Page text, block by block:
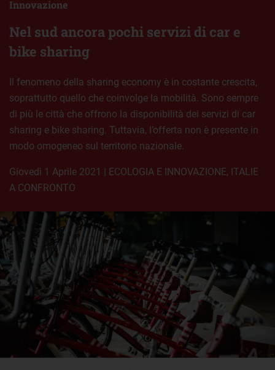
Nel sud ancora pochi servizi di car e
bike sharing
Innovazione
Il fenomeno della sharing economy è in costante crescita,
soprattutto quello che coinvolge la mobilità. Sono sempre
di più le città che offrono la disponibilità dei servizi di car
sharing e bike sharing. Tuttavia, l’offerta non è presente in
modo omogeneo sul territorio nazionale.
giovedì 1 Aprile 2021 | ECOLOGIA E INNOVAZIONE, ITALIE
A CONFRONTO